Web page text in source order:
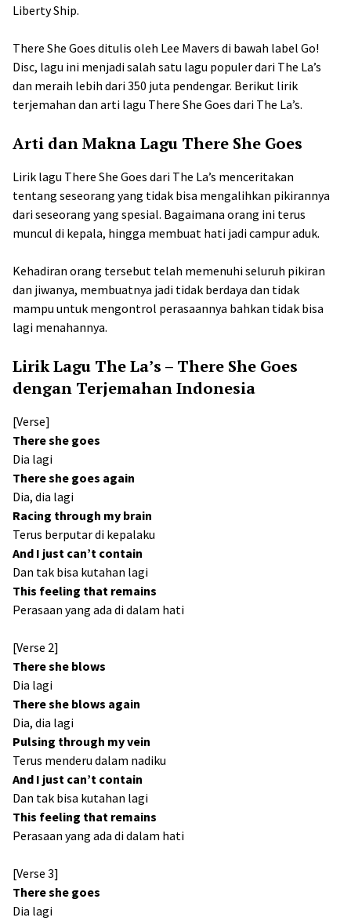
Liberty Ship.
There She Goes ditulis oleh Lee Mavers di bawah label Go!
Disc, lagu ini menjadi salah satu lagu populer dari The La’s
dan meraih lebih dari 350 juta pendengar. Berikut lirik
terjemahan dan arti lagu There She Goes dari The La’s.
Arti dan Makna Lagu There She Goes
Lirik lagu There She Goes dari The La’s menceritakan
tentang seseorang yang tidak bisa mengalihkan pikirannya
dari seseorang yang spesial. Bagaimana orang ini terus
muncul di kepala, hingga membuat hati jadi campur aduk.
Kehadiran orang tersebut telah memenuhi seluruh pikiran
dan jiwanya, membuatnya jadi tidak berdaya dan tidak
mampu untuk mengontrol perasaannya bahkan tidak bisa
lagi menahannya.
Lirik Lagu The La’s – There She Goes
dengan Terjemahan Indonesia
[Verse]
There she goes
Dia lagi
There she goes again
Dia, dia lagi
Racing through my brain
Terus berputar di kepalaku
And I just can’t contain
Dan tak bisa kutahan lagi
This feeling that remains
Perasaan yang ada di dalam hati
[Verse 2]
There she blows
Dia lagi
There she blows again
Dia, dia lagi
Pulsing through my vein
Terus menderu dalam nadiku
And I just can’t contain
Dan tak bisa kutahan lagi
This feeling that remains
Perasaan yang ada di dalam hati
[Verse 3]
There she goes
Dia lagi